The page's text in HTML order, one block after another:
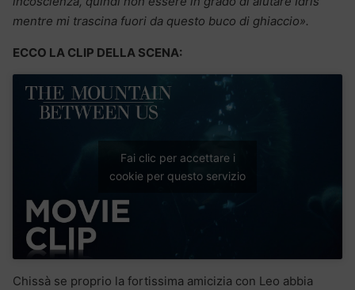
mentre mi trascina fuori da questo buco di ghiaccio».
ECCO LA CLIP DELLA SCENA:
Fai clic per accettare i
cookie per questo servizio
Chissà se proprio la fortissima amicizia con Leo abbia